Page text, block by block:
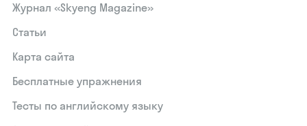
Журнал «Skyeng Magazine»
Статьи
Карта сайта
Бесплатные упражнения
Тесты по английскому языку